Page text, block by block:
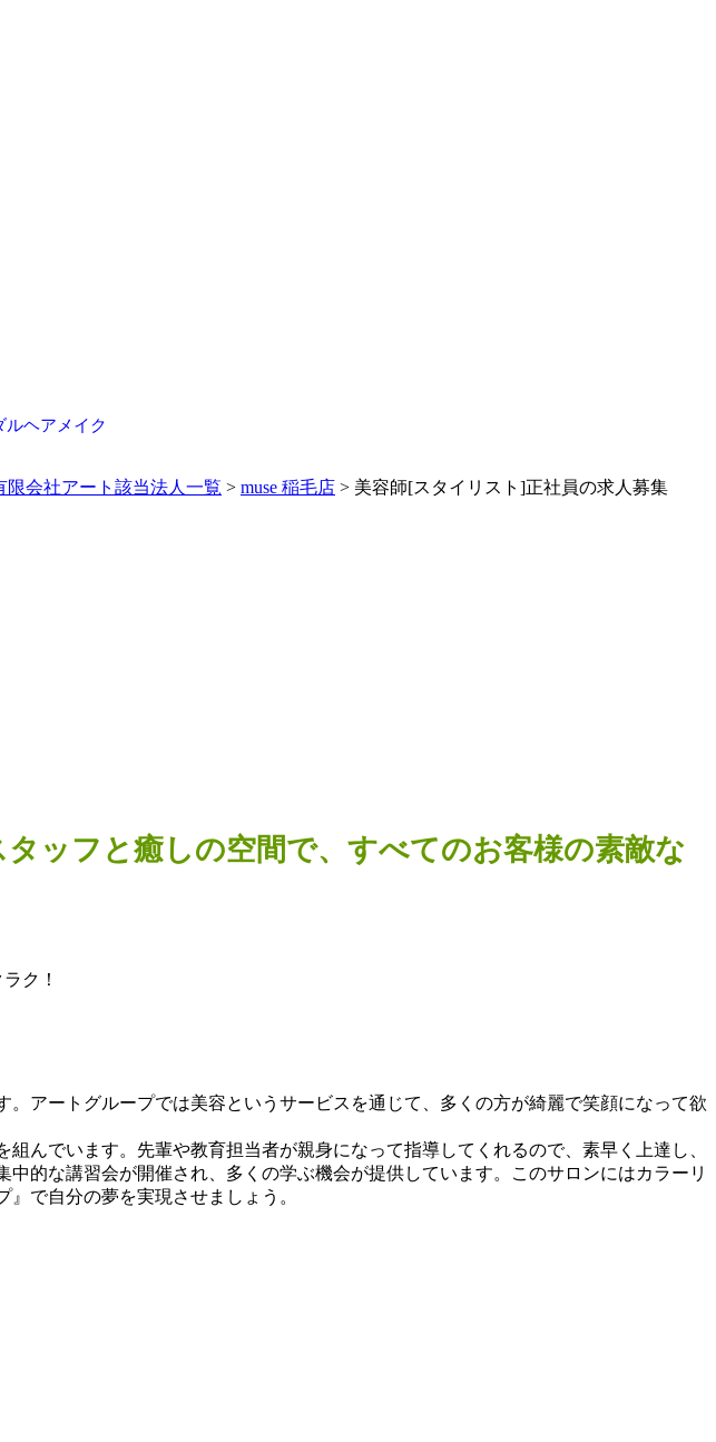
ルヘアメイク
限会社アート該当法人一覧 > muse 稲毛店 > 美容師[スタイリスト]正社員の求人募集
ッフと癒しの空間で、すべてのお客様の素敵な
ク！
アートグループでは美容というサービスを通じて、多くの方が綺麗で笑顔になって欲
んでいます。先輩や教育担当者が親身になって指導してくれるので、素早く上達し、
的な講習会が開催され、多くの学ぶ機会が提供しています。このサロンにはカラーリ
で自分の夢を実現させましょう。